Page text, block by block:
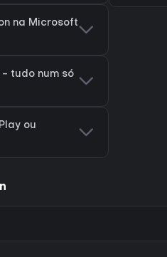
na Microsoft
tudo num só
ou